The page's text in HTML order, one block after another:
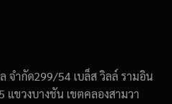
จำกัด299/54 เบล็ส วิลล์ รามอิน
แขวงบางชัน เขตคลองสามวา